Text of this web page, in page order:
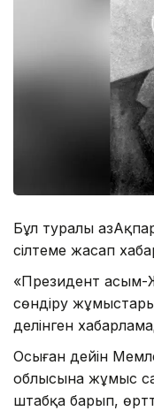
Бұл туралы
сілтеме жасап
«Президент
сөндіру
делінген
Осыған дейін
облысына жұмыс
штабқа барып,